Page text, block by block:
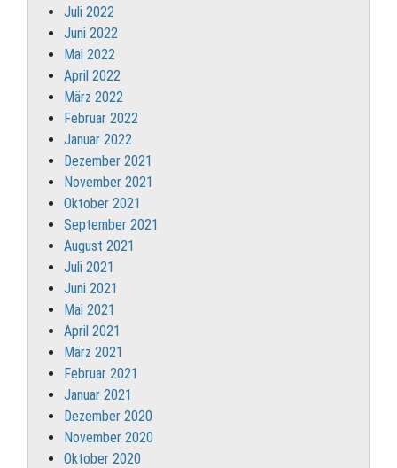
Juli 2022
Juni 2022
Mai 2022
April 2022
März 2022
Februar 2022
Januar 2022
Dezember 2021
November 2021
Oktober 2021
September 2021
August 2021
Juli 2021
Juni 2021
Mai 2021
April 2021
März 2021
Februar 2021
Januar 2021
Dezember 2020
November 2020
Oktober 2020